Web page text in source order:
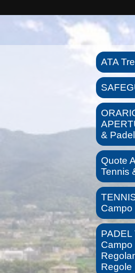
ATA
& Padel
Quote
Tennis
Campo
PADEL
Campo
Regole